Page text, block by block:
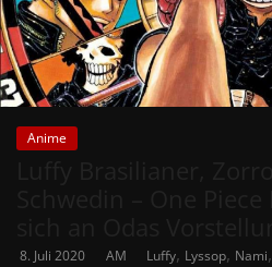
Anime
8. Juli 2020 AM Luffy, Lyssop, Nami,